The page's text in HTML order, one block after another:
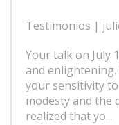
Testimonios |
Your talk on July
and
your sensitivity
modesty and the
realized that yo...